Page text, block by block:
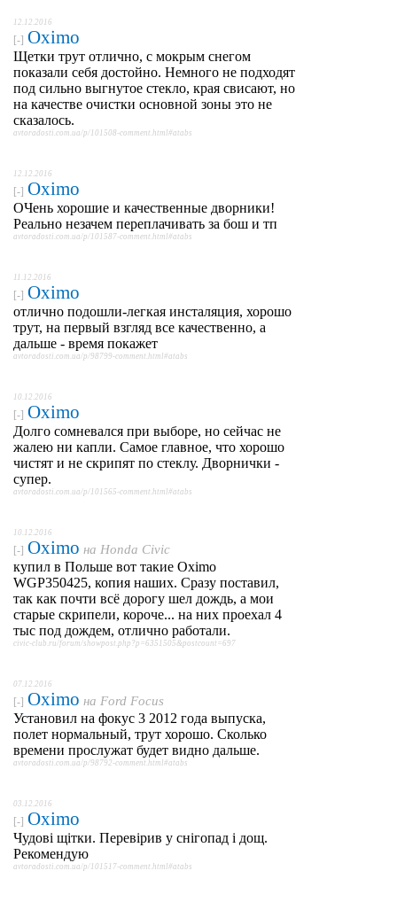
12.12.2016
[-] Oximo
Щетки трут отлично, с мокрым снегом
показали себя достойно. Немного не подходят
под сильно выгнутое стекло, края свисают, но
на качестве очистки основной зоны это не
сказалось.
avtoradosti.com.ua/p/101508-comment.html#atabs
12.12.2016
[-] Oximo
ОЧень хорошие и качественные дворники!
Реально незачем переплачивать за бош и тп
avtoradosti.com.ua/p/101587-comment.html#atabs
11.12.2016
[-] Oximo
отлично подошли-легкая инсталяция, хорошо
трут, на первый взгляд все качественно, а
дальше - время покажет
avtoradosti.com.ua/p/98799-comment.html#atabs
10.12.2016
[-] Oximo
Долго сомневался при выборе, но сейчас не
жалею ни капли. Самое главное, что хорошо
чистят и не скрипят по стеклу. Дворнички -
супер.
avtoradosti.com.ua/p/101565-comment.html#atabs
10.12.2016
[-] Oximo на Honda Civic
купил в Польше вот такие Oximo
WGP350425, копия наших. Сразу поставил,
так как почти всё дорогу шел дождь, а мои
старые скрипели, короче... на них проехал 4
тыс под дождем, отлично работали.
civic-club.ru/forum/showpost.php?p=6351505&postcount=697
07.12.2016
[-] Oximo на Ford Focus
Установил на фокус 3 2012 года выпуска,
полет нормальный, трут хорошо. Сколько
времени прослужат будет видно дальше.
avtoradosti.com.ua/p/98792-comment.html#atabs
03.12.2016
[-] Oximo
Чудові щітки. Перевірив у снігопад і дощ.
Рекомендую
avtoradosti.com.ua/p/101517-comment.html#atabs